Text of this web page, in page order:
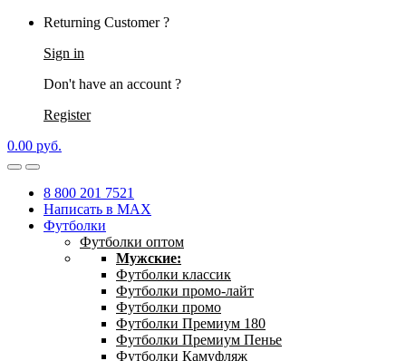
Returning Customer ?
Sign in
Don't have an account ?
Register
0.00 руб.
8 800 201 7521
Написать в MAX
Футболки
Футболки оптом
Мужские:
Футболки классик
Футболки промо-лайт
Футболки промо
Футболки Премиум 180
Футболки Премиум Пенье
Футболки Камуфляж